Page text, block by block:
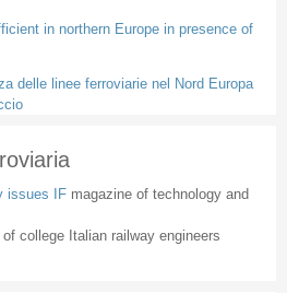
in northern Europe in presence of
delle linee ferroviarie nel Nord Europa
issues IF magazine of technology and
of college Italian railway engineers